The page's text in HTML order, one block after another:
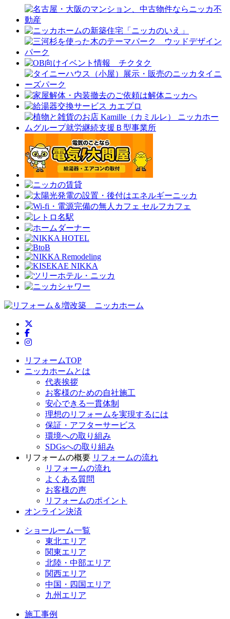
ニッカホーム公式Facebook
ニッカホーム公式Instagram
リフォームTOP
ニッカホームとは
代表挨拶
お客様のための自社施工
安心できる一貫体制
理想のリフォームを実現するには
保証・アフターサービス
環境への取り組み
SDGsへの取り組み
リフォームの概要 リフォームの流れ
リフォームの流れ
よくある質問
お客様の声
リフォームのポイント
オンライン決済
ショールーム一覧
東北エリア
関東エリア
北陸・中部エリア
関西エリア
中国・四国エリア
九州エリア
施工事例